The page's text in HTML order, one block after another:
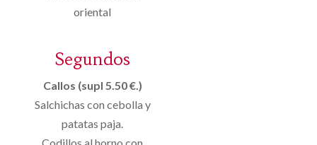
oriental
Segundos
Callos (supl 5.50 €.)
Salchichas con cebolla y
patatas paja.